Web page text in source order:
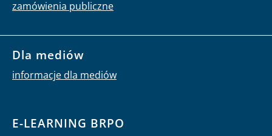
zamówienia publiczne
Dla mediów
informacje dla mediów
E-LEARNING BRPO